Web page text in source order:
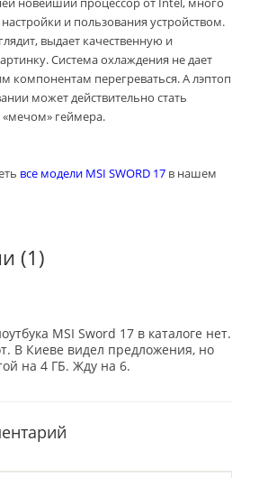
и пользования устройством.
выдает качественную и
Система охлаждения не дает
компонентам перегреваться. А лэптоп
может действительно стать
геймера.
все модели MSI SWORD 17 в нашем
(1)
MSI Sword 17 в каталоге нет.
В Киеве видел предложения, но
на 4 ГБ. Жду на 6.